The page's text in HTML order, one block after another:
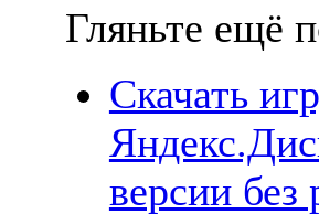
Гляньте ещё
Скачать
версии